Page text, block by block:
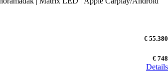
€ 55.380
€ 748
Details